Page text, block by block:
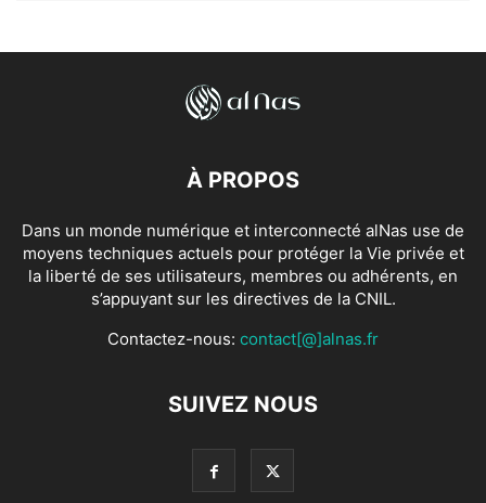
À PROPOS
Dans un monde numérique et interconnecté alNas use de
moyens techniques actuels pour protéger la Vie privée et
la liberté de ses utilisateurs, membres ou adhérents, en
s’appuyant sur les directives de la CNIL.
Contactez-nous: contact[@]alnas.fr
SUIVEZ NOUS